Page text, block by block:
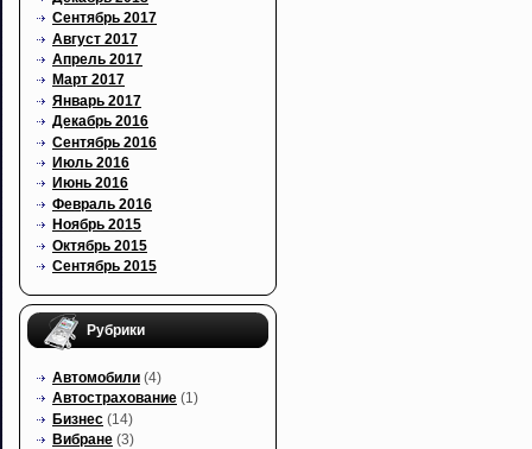
Сентябрь 2017
Август 2017
Апрель 2017
Март 2017
Январь 2017
Декабрь 2016
Сентябрь 2016
Июль 2016
Июнь 2016
Февраль 2016
Ноябрь 2015
Октябрь 2015
Сентябрь 2015
Рубрики
Автомобили (4)
Автострахование (1)
Бизнес (14)
Вибране (3)